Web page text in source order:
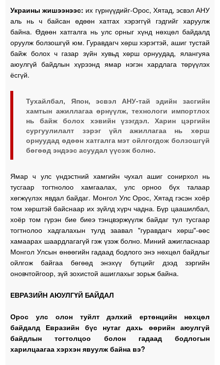
Украины жишээнээс: их гүрнүүдийг-Орос, Хятад, эсвэл АНУ
аль нь ч байсан өдөөн хатгах хэрэггүй гэдгийг харуулж
байна. Өдөөн хатгалга нь улс орныг хүнд нөхцөл байдалд
оруулж болзошгүй юм. Гуравдагч хөрш хэрэгтэй, ашиг тустай
байж болох ч газар зүйн хувьд хөрш орнуудад, ялангуяа
аюулгүй байдлын хүрээнд ямар нэгэн хардлага төрүүлэх
ёсгүй.
Тухайлбал, Япон, эсвэл АНУ-тай эдийн засгийн
хамтын ажиллагаа өрнүүлж, технологи импортлох
нь байж болох хэвийн үзэгдэл. Харин цэргийн
сургуулилалт зэрэг үйл ажиллагаа нь хөрш
орнуудад өдөөн хатгалга мэт ойлгогдож болзошгүй
бөгөөд эндээс асуудал үүсэж болно.
Ямар ч улс үндэстний хамгийн чухал ашиг сонирхол нь
тусгаар тогтнолоо хамгаалах, улс орноо бүх талаар
хөгжүүлэх явдал байдаг. Монгол Улс Орос, Хятад гэсэн хоёр
том хөрштэй байснаар их зүйлд хүрч чадна. Бүр цаашилбал,
хоёр том гүрэн бие биеэ тэнцвэржүүлж байдаг тул тусгаар
тогтнолоо хадгалахын тулд заавал "гуравдагч хөрш"-өөс
хамаарах шаардлагагүй гэж үзэж болно. Миний ажигласнаар
Монгол Улсын өнөөгийн гадаад бодлого энэ нөхцөл байдлыг
ойлгож байгаа бөгөөд энэхүү бүтцийг дээд зэргийн
оновчтойгоор, зүй зохистой ашиглахыг зорьж байна.
ЕВРАЗИЙН АЮУЛГҮЙ БАЙДАЛ
Орос улс олон туйлт дэлхий ертөнцийн нөхцөл
байдалд Евразийн бүс нутаг дахь өөрийн аюулгүй
байдлын тогтолцоо болон гадаад бодлогын
харилцаагаа хэрхэн явуулж байна вэ?